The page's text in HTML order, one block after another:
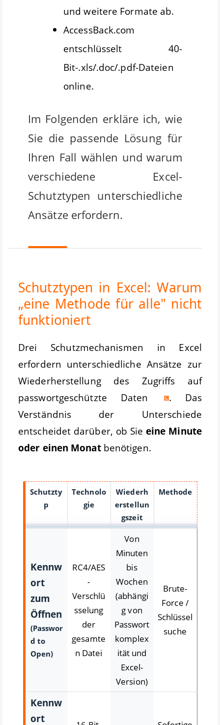
und weitere Formate ab.
AccessBack.com
entschlüsselt 40-
Bit-.xls/.doc/.pdf-Dateien
online.
Im Folgenden erkläre ich, wie
Sie die passende Lösung für
Ihren Fall wählen und warum
verschiedene Excel-
Schutztypen unterschiedliche
Ansätze erfordern.
Schutztypen in Excel: Warum
„eine Methode für alle" nicht
funktioniert
Drei Schutzmechanismen in Excel
erfordern unterschiedliche Ansätze zur
Wiederherstellung des Zugriffs auf
passwortgeschützte Daten
. Das
Verständnis der Unterschiede
entscheidet darüber, ob Sieeine Minute
oder einen Monatbenötigen.
Schutzty
p
Technolo
gie
Wiederh
erstellun
gszeit
Methode
Kennw
ort
zum
Öffnen
(Passwor
d to
Open)
RC4/AES
-
Verschlü
sselung
der
gesamte
n Datei
Von
Minuten
bis
Wochen
(abhängi
g von
Passwort
komplex
ität und
Excel-
Version)
Brute-
Force /
Schlüssel
suche
Kennw
ort